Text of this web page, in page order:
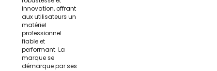
innovation, offrant
aux utilisateurs un
matériel
professionnel
fiable et
performant. La
marque se
démarque par ses